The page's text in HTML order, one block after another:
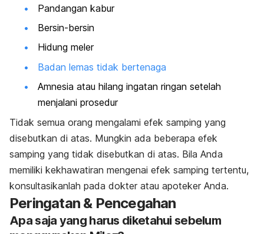
Pandangan kabur
Bersin-bersin
Hidung meler
Badan lemas tidak bertenaga
Amnesia atau hilang ingatan ringan setelah
menjalani prosedur
Tidak semua orang mengalami efek samping yang
disebutkan di atas. Mungkin ada beberapa efek
samping yang tidak disebutkan di atas. Bila Anda
memiliki kekhawatiran mengenai efek samping tertentu,
konsultasikanlah pada dokter atau apoteker Anda.
Peringatan & Pencegahan
Apa saja yang harus diketahui sebelum